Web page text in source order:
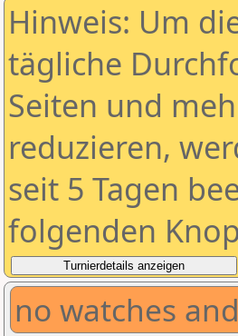
Hinweis: Um
tägliche
Seiten und
reduzieren,
seit 5 Tagen
folgenden
no watches